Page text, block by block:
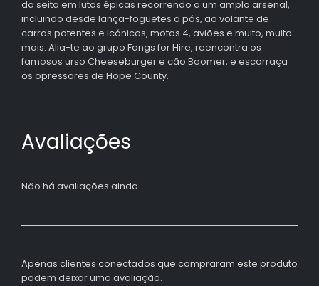
da seita em lutas épicas recorrendo a um amplo arsenal,
incluindo desde lança-foguetes a pás, ao volante de
carros potentes e icónicos, motos 4, aviões e muito, muito
mais. Alia-te ao grupo Fangs for Hire, reencontra os
famosos urso Cheeseburger e cão Boomer, e escorraça
os opressores de Hope County.
Avaliações
Não há avaliações ainda.
Apenas clientes conectados que compraram este produto
podem deixar uma avaliação.